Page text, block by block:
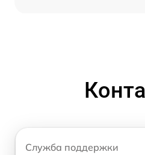
Служба поддержки